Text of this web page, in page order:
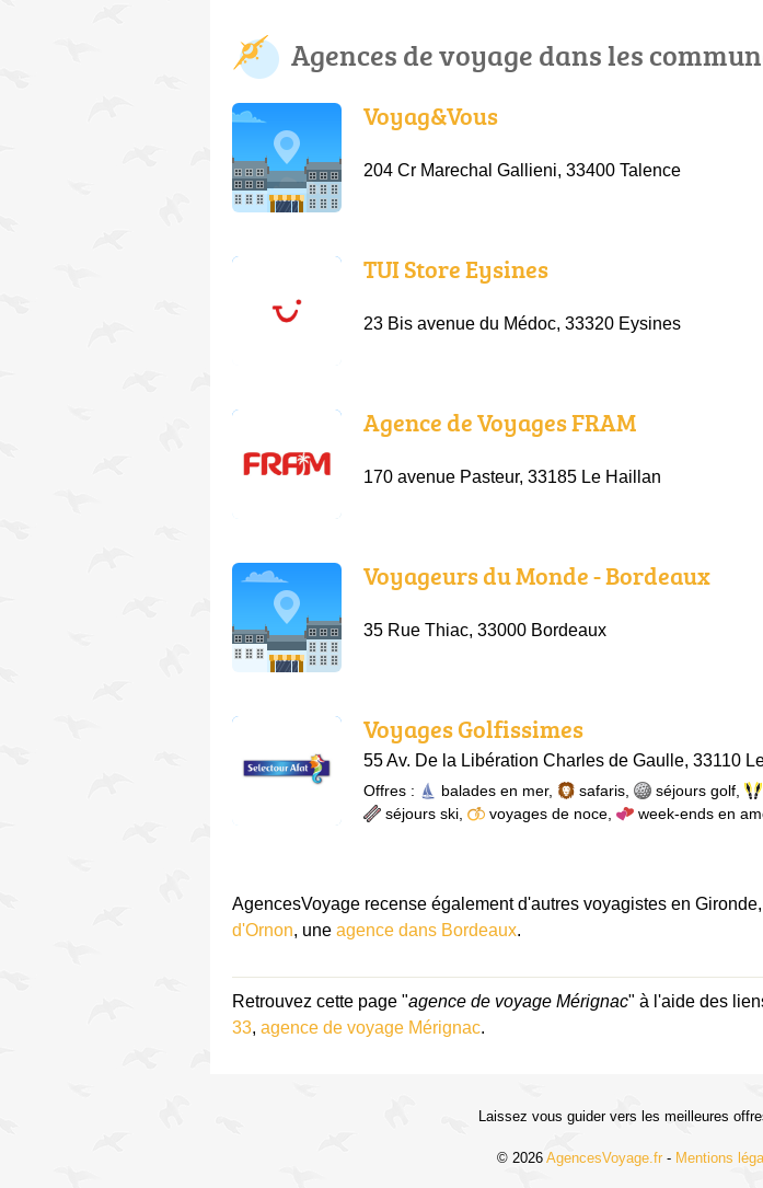
Agences de voyage dans les
Voyag&Vous
204 Cr Marechal Gallieni, 33400 Talence
TUI Store Eysines
23 Bis avenue du Médoc, 33320 Eysines
Agence de Voyages FRAM
170 avenue Pasteur, 33185 Le Haillan
Voyageurs du Monde - Bordeaux
35 Rue Thiac, 33000 Bordeaux
Voyages Golfissimes
55 Av. De la Libération Charles de Gaulle, 33110
Offres : balades en mer, safaris séjours golf
séjours ski
voyages de noce week-ends en
AgencesVoyage recense également d'autres voyagistes en
d'Ornon, une agence dans Bordeaux.
Retrouvez cette page "agence de voyage Mérignac" à l'aide des
33, agence de voyage Mérignac.
Laissez vous guider vers les meilleures
© 2026 AgencesVoyage.fr - Mentions